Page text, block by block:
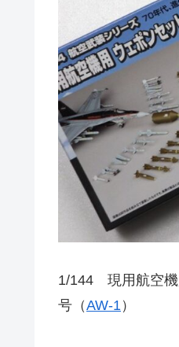
1/144 現用航空
号（AW-1 ）